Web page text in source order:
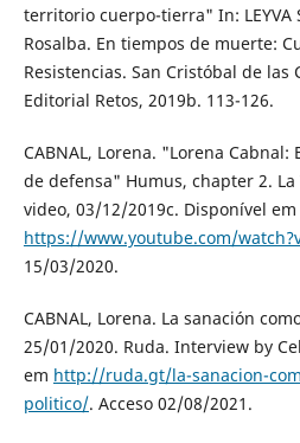
territorio cuerpo-tierra" In: LEYVA
Rosalba. En tiempos de muerte:
Resistencias. San Cristóbal de las
Editorial Retos, 2019b. 113-126.
CABNAL, Lorena. "Lorena
de defensa" Humus, chapter 2.
video, 03/12/2019c. Disponível em
https://www.youtube.com/
15/03/2020.
CABNAL, Lorena. La sanación
25/01/2020. Ruda. Interview by
em http://ruda.gt/la-sanacion-
politico/. Acceso 02/08/2021.